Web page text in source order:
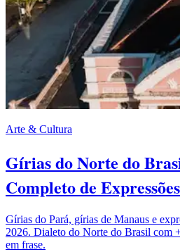
Arte & Cultura
Gírias do Norte do
Completo de
Gírias do Pará, gírias de Manaus e
2026. Dialeto do Norte do Brasil com
em frase.